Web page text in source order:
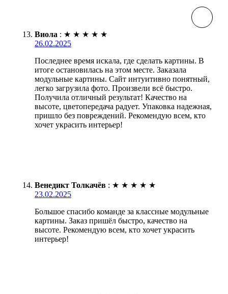
Виола : ★ ★ ★ ★ ★
26.02.2025
Последнее время искала, где сделать картины. В
итоге остановилась на этом месте. Заказала
модульные картины. Сайт интуитивно понятный,
легко загрузила фото. Произвели всё быстро.
Получила отличный результат! Качество на
высоте, цветопередача радует. Упаковка надежная,
пришло без повреждений. Рекомендую всем, кто
хочет украсить интерьер!
Венедикт Толкачёв : ★ ★ ★ ★ ★
23.02.2025
Большое спасибо команде за классные модульные
картины. Заказ пришёл быстро, качество на
высоте. Рекомендую всем, кто хочет украсить
интерьер!